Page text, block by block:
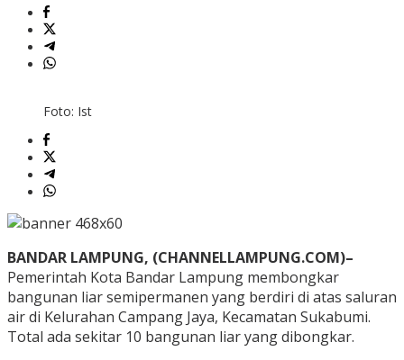
Foto: Ist
BANDAR LAMPUNG, (CHANNELLAMPUNG.COM)–
Pemerintah Kota Bandar Lampung membongkar
bangunan liar semipermanen yang berdiri di atas saluran
air di Kelurahan Campang Jaya, Kecamatan Sukabumi.
Total ada sekitar 10 bangunan liar yang dibongkar.